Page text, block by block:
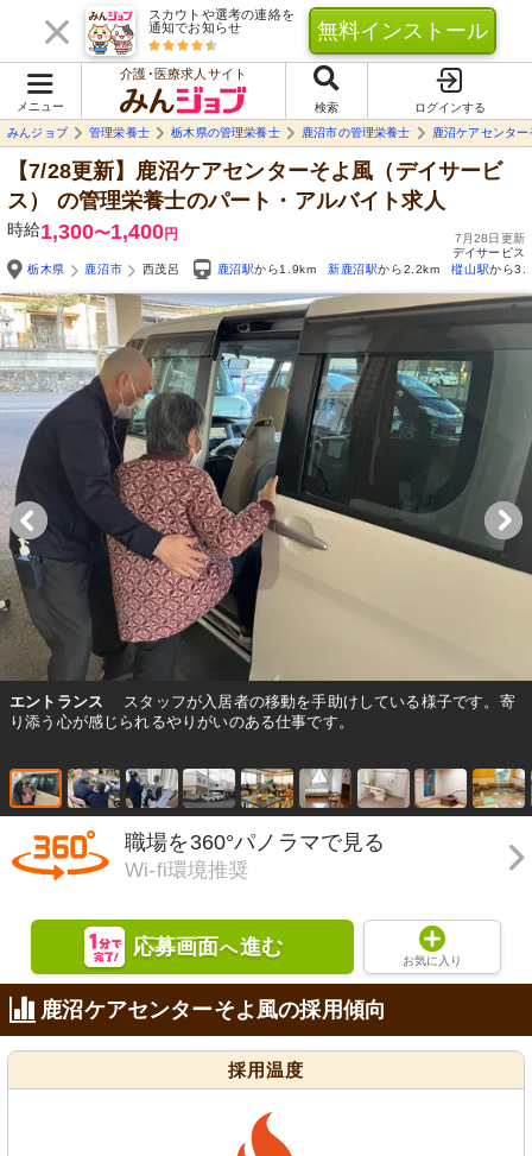
スカウトや選考の連絡を
通知でお知らせ
無料インストール
メニュー
介護･医療求人サイト
検索
ログインする
みんジョブ
管理栄養士 栃木県の管理栄養士 鹿沼市の管理栄養士 鹿沼ケアセンター
【7/28更新】鹿沼ケアセンターそよ風（デイサービ
ス）
の管理栄養士のパート・アルバイト求人
時給1,300〜1,400円
7月28日更新
デイサービス
栃木県
鹿沼市 西茂呂 鹿沼駅から1.9km 新鹿沼駅から2.2km 樅山駅から
エントランス
スタッフが入居者の移動を手助けしている様子です。寄
り添う心が感じられるやりがいのある仕事です。
職場を360°パノラマで見る
Wi-fi環境推奨
応募画面へ進む
お気に入り
鹿沼ケアセンターそよ風の採用傾向
採用温度